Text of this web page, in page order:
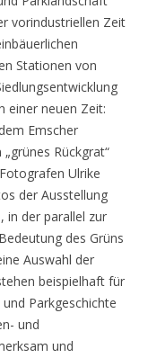
vorindustriellen Zeit
Stationen von
einer neuen Zeit:
Emscher
Rückgrat“
Ulrike
der Ausstellung
in der parallel zur
des Grüns
Auswahl der
beispielhaft für
Parkgeschichte
und
und